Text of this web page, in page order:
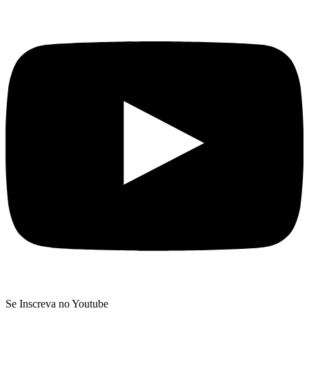
Se Inscreva no Youtube